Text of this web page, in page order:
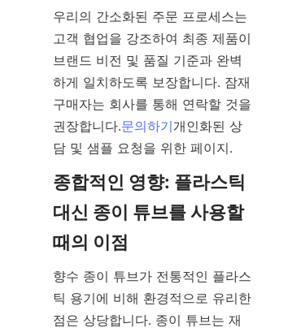
우리의 간소화된 주문 프로세스는
고객 협업을 강조하여 최종 제품이
브랜드 비전 및 품질 기준과 완벽
하게 일치하도록 보장합니다. 잠재
구매자는 회사를 통해 연락할 것을
권장합니다.문의하기개인화된 상
담 및 샘플 요청을 위한 페이지.
종합적인 영향: 플라스틱
대신 종이 튜브를 사용할
때의 이점
향수 종이 튜브가 전통적인 플라스
틱 용기에 비해 환경적으로 유리한
점은 상당합니다. 종이 튜브는 재